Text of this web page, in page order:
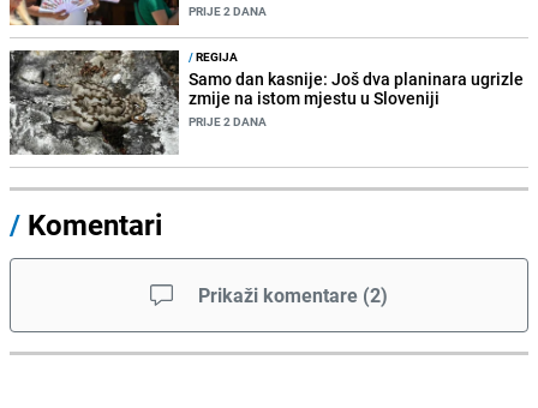
PRIJE 2 DANA
/REGIJA
Samo dan kasnije: Još dva planinara ugrizle
zmije na istom mjestu u Sloveniji
PRIJE 2 DANA
/ Komentari
Prikaži komentare (2)